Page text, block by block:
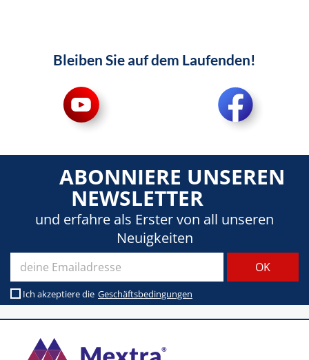
Bleiben Sie auf dem Laufenden!
ABONNIERE UNSEREN
NEWSLETTER
und erfahre als Erster von all unseren
Neuigkeiten
Ich akzeptiere die Geschäftsbedingungen